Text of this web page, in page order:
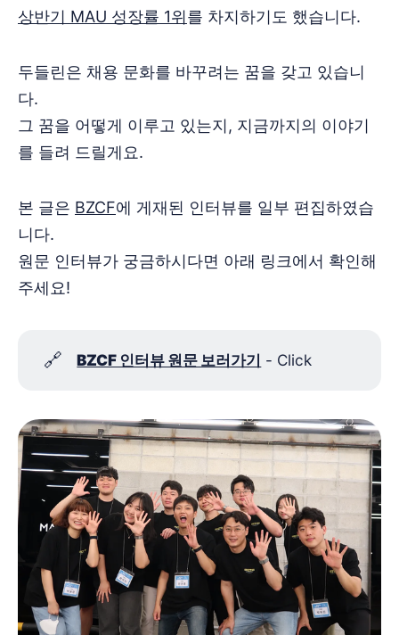
상반기 MAU 성장률 1위를 차지하기도 했습니다.
두들린은 채용 문화를 바꾸려는 꿈을 갖고 있습니
다. ‌‌
그 꿈을 어떻게 이루고 있는지, 지금까지의 이야기
를 들려 드릴게요.
본 글은 BZCF에 게재된 인터뷰를 일부 편집하였습
니다. ‌‌
원문 인터뷰가 궁금하시다면 아래 링크에서 확인해
주세요!
🔗 BZCF 인터뷰 원문 보러가기 - Click